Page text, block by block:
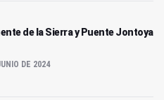
de la Sierra y Puente Jontoya
DE 2024